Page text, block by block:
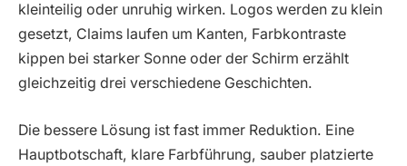
kleinteilig oder unruhig wirken. Logos werden zu klein
gesetzt, Claims laufen um Kanten, Farbkontraste
kippen bei starker Sonne oder der Schirm erzählt
gleichzeitig drei verschiedene Geschichten.
Die bessere Lösung ist fast immer Reduktion. Eine
Hauptbotschaft, klare Farbführung, sauber platzierte